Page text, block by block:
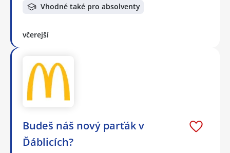
Vhodné také pro absolventy
včerejší
Budeš náš nový parťák v
Ďáblicích?